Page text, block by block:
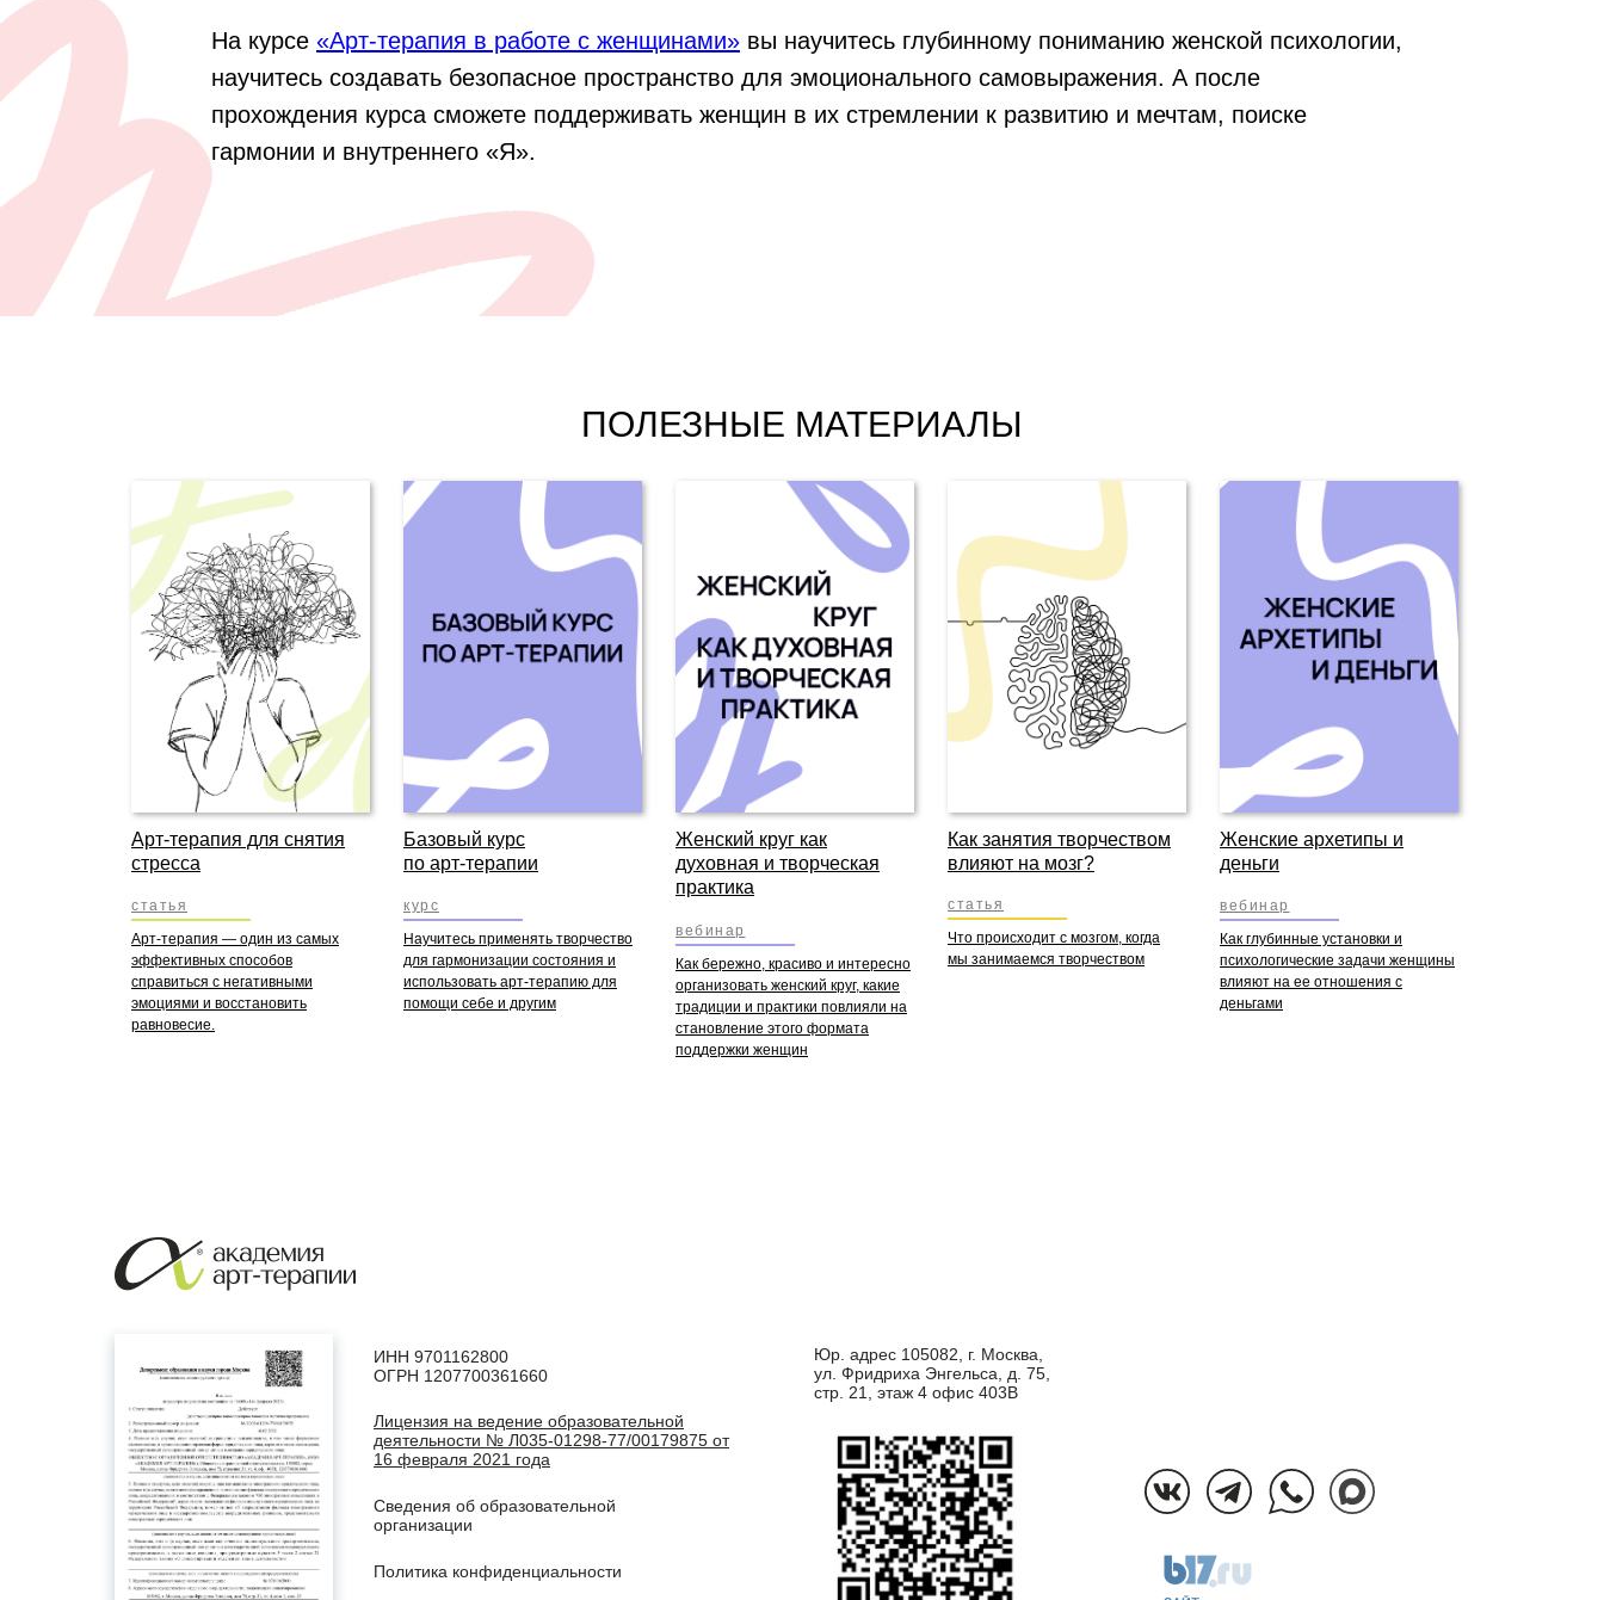
На курсе «Арт-терапия в работе с женщинами» вы научитесь глубинному пониманию женской психологии,
научитесь создавать безопасное пространство для эмоционального самовыражения. А после
прохождения курса сможете поддерживать женщин в их стремлении к развитию и мечтам, поиске
гармонии и внутреннего «Я».
Арт-терапия для снятия
стресса
Арт-терапия — один из самых
эффективных способов
справиться с негативными
эмоциями и восстановить
равновесие.
статья
Базовый курс
по арт-терапии
Научитесь применять творчество
для гармонизации состояния и
использовать арт-терапию для
помощи себе и другим
курс
Женский круг как
духовная и творческая
практика
Как бережно, красиво и интересно
организовать женский круг, какие
традиции и практики повлияли на
становление этого формата
поддержки женщин
вебинар
Как занятия творчеством
влияют на мозг?
Что происходит с мозгом, когда
мы занимаемся творчеством
статья
Женские архетипы и
деньги
Как глубинные установки и
психологические задачи женщины
влияют на ее отношения с
деньгами
вебинар
ПОЛЕЗНЫЕ МАТЕРИАЛЫ
ИНН 9701162800
ОГРН 1207700361660
Сведения об образовательной
организации
Лицензия на ведение образовательной
деятельности № Л035-01298-77/00179875 от
16 февраля 2021 года
Политика конфиденциальности
Юр. адрес 105082, г. Москва,
ул. Фридриха Энгельса, д. 75,
стр. 21, этаж 4 офис 403В